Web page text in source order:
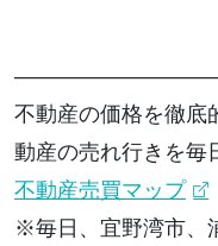
不動産の価格を徹底
動産の売れ行きを毎
不動産売買マップ
※毎日、宜野湾市、